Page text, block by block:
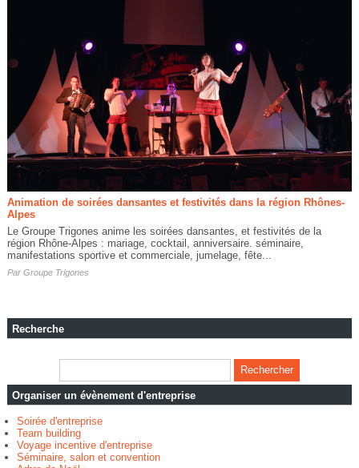
Animation de soirées dansantes et festivités dans la région Rhônes-
Alpes
Le Groupe Trigones anime les soirées dansantes, et festivités de la
région Rhône-Alpes : mariage, cocktail, anniversaire. séminaire,
manifestations sportive et commerciale, jumelage, fête...
Par Groupe Trigones
Recherche
Organiser un évènement d'entreprise
Soirée d'entreprise
Team building
Voyage incentive d'entreprise
Séminaire, salon et convention